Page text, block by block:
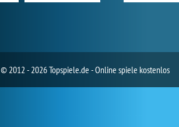
© 2012 - 2026 Topspiele.de - Online spiele kostenlos